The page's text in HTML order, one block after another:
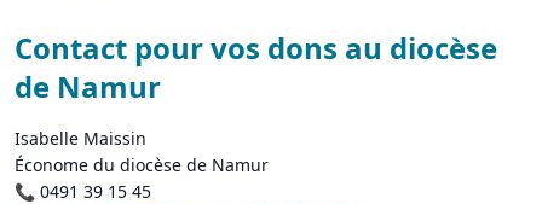
Contact pour vos dons au diocèse
de Namur
Isabelle Maissin
Économe du diocèse de Namur
📞 0491 39 15 45